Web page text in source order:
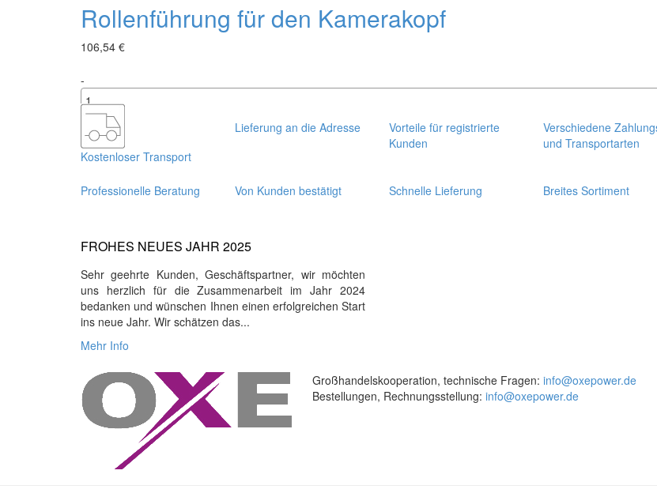
Rollenführung für den Kamerakopf
106,54 €
-
Kostenloser Transport
Lieferung an die Adresse
Vorteile für registrierte
Kunden
Verschiedene
und Transportarten
Professionelle Beratung
Von Kunden bestätigt Schnelle Lieferung Breites Sortiment
FROHES NEUES JAHR 2025
Sehr geehrte Kunden, Geschäftspartner, wir möchten
uns herzlich für die Zusammenarbeit im Jahr 2024
bedanken und wünschen Ihnen einen erfolgreichen Start
ins neue Jahr. Wir schätzen das...
Mehr Info
Großhandelskooperation, technische Fragen: info@oxepower.de
Bestellungen, Rechnungsstellung: info@oxepower.de